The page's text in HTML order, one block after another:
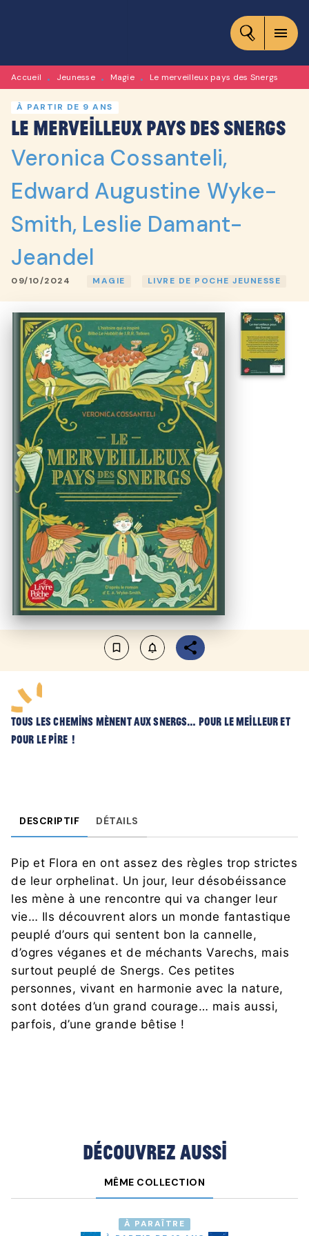
CONTENU
menu
Accueil • Jeunesse • Magie • Le merveilleux pays des Snergs
À PARTIR DE 9 ANS
Le merveilleux pays des Snergs
Veronica Cossanteli,
Edward Augustine Wyke-
Smith, Leslie Damant-
Jeandel
09/10/2024 MAGIE LIVRE DE POCHE JEUNESSE
bookmark_border notifications_none_outlined
Tous les chemins mènent aux snergs… pour le meilleur et
pour le pire !
DESCRIPTIF DÉTAILS
Pip et Flora en ont assez des règles trop strictes
de leur orphelinat. Un jour, leur désobéissance
les mène à une rencontre qui va changer leur
vie… Ils découvrent alors un monde fantastique
peuplé d’ours qui sentent bon la cannelle,
d’ogres véganes et de méchants Varechs, mais
surtout peuplé de Snergs. Ces petites
personnes, vivant en harmonie avec la nature,
sont dotées d’un grand courage… mais aussi,
parfois, d’une grande bêtise !
Découvrez aussi
MÊME COLLECTION
À PARAÎTRE